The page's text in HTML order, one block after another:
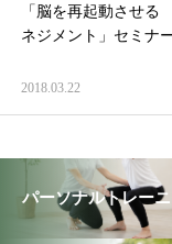
「脳を再起動させ
ネジメント」セミナ
2018.03.22
パーソナルトレー